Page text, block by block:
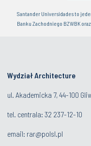
Santander Universidades to
Banku Zachodniego BZWBK
Wydział Architecture
ul. Akademicka 7, 44-100
tel. centrala: 32 237-12-10
email: rar@polsl.pl